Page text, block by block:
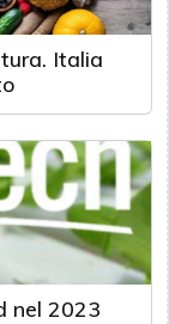
Italia
nel 2023